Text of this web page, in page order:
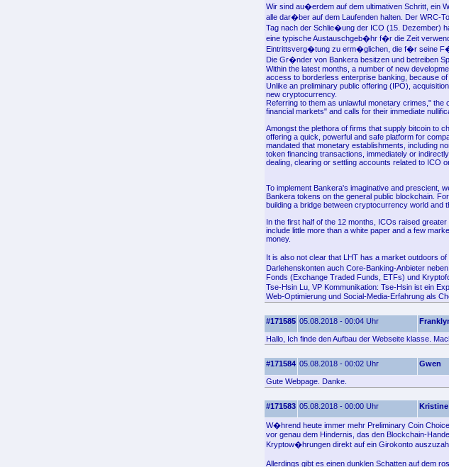
Wir sind au�erdem auf dem ultimativen Schritt, ein
alle dar�ber auf dem Laufenden halten. Der WRC-
Tag nach der Schlie�ung der ICO (15. Dezember)
eine typische Austauschgeb�hr f�r die Zeit
Eintrittsverg�tung zu erm�glichen, die f�r seine
Die Gr�nder von Bankera besitzen und betreiben
Within the latest months, a number of new
access to borderless enterprise banking, because
Unlike an preliminary public offering (IPO),
new cryptocurrency.
Referring to them as unlawful monetary crimes,"
financial markets" and calls for their immediate
Amongst the plethora of firms that supply bitcoin to
offering a quick, powerful and safe platform for
mandated that monetary establishments, including
token financing transactions, immediately or
dealing, clearing or settling accounts related to ICO
To implement Bankera's imaginative and prescient,
Bankera tokens on the general public blockchain.
building a bridge between cryptocurrency world and
In the first half of the 12 months, ICOs raised
include little more than a white paper and a few
money.
It is also not clear that LHT has a market outdoors
Darlehenskonten auch Core-Banking-Anbieter
Fonds (Exchange Traded Funds, ETFs) und
Tse-Hsin Lu, VP Kommunikation: Tse-Hsin ist ein
Web-Optimierung und Social-Media-Erfahrung als
#171585 05.08.2018 - 00:04 Uhr
Hallo, Ich finde den Aufbau der Webseite klasse.
#171584 05.08.2018 - 00:02 Uhr Gwen
Gute Webpage. Danke.
#171583 05.08.2018 - 00:00 Uhr Kristine
W�hrend heute immer mehr Preliminary Coin
vor genau dem Hindernis, das den Blockchain-
Kryptow�hrungen direkt auf ein Girokonto
Allerdings gibt es einen dunklen Schatten auf dem